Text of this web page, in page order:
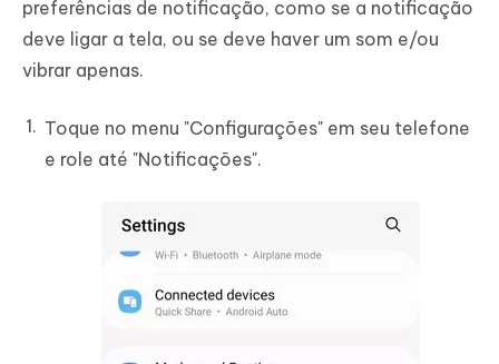
preferências de notificação, como se a notificação
deve ligar a tela, ou se deve haver um som e/ou
vibrar apenas.
Toque no menu "Configurações" em seu telefone
e role até "Notificações".